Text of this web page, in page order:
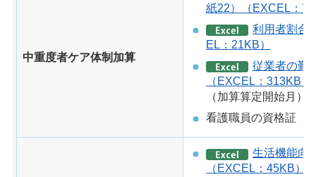
中重度者ケア体制加算
紙22）（EXCEL：
利用者割合
EL：21KB）
従業者の勤
（EXCEL：313KB）
（加算算定開始月）
看護職員の資格証
生活機能向
（EXCEL：45KB）